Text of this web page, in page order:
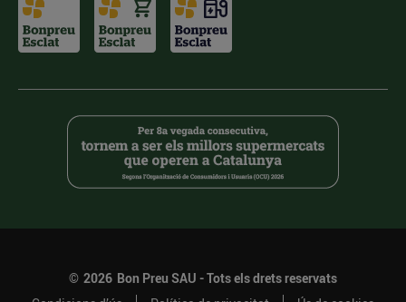
© 2026 Bon Preu SAU - Tots els drets reservats